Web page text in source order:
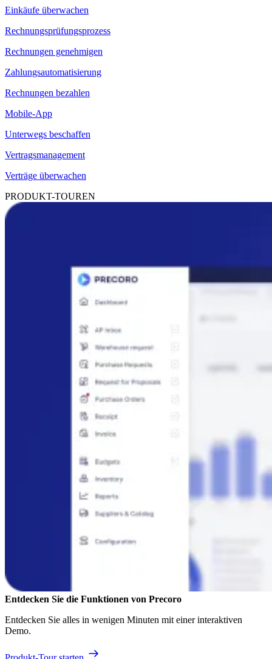
Einkäufe überwachen
Rechnungsprüfungsprozess
Rechnungen genehmigen
Zahlungsautomatisierung
Rechnungen bezahlen
Mobile-App
Unterwegs beschaffen
Vertragsmanagement
Verträge überwachen
PRODUKT-TOUREN
Entdecken Sie die Funktionen von Precoro
Entdecken Sie alles in wenigen Minuten mit einer interaktiven
Demo.